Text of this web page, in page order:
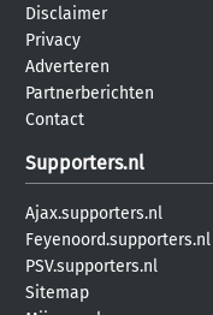
Disclaimer
Privacy
Adverteren
Partnerberichten
Contact
Supporters.nl
Ajax.supporters.nl
Feyenoord.supporters.nl
PSV.supporters.nl
Sitemap